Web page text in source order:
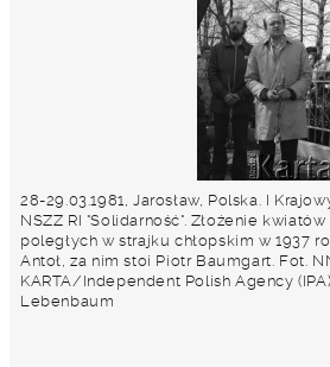
28-29.03.1981, Jarosław, Polska. I
NSZZ RI "Solidarność". Złożenie
poległych w strajku chłopskim w 1937
Antoł, za nim stoi Piotr Baumgart. Fot.
KARTA/Independent Polish Agency
Lebenbaum